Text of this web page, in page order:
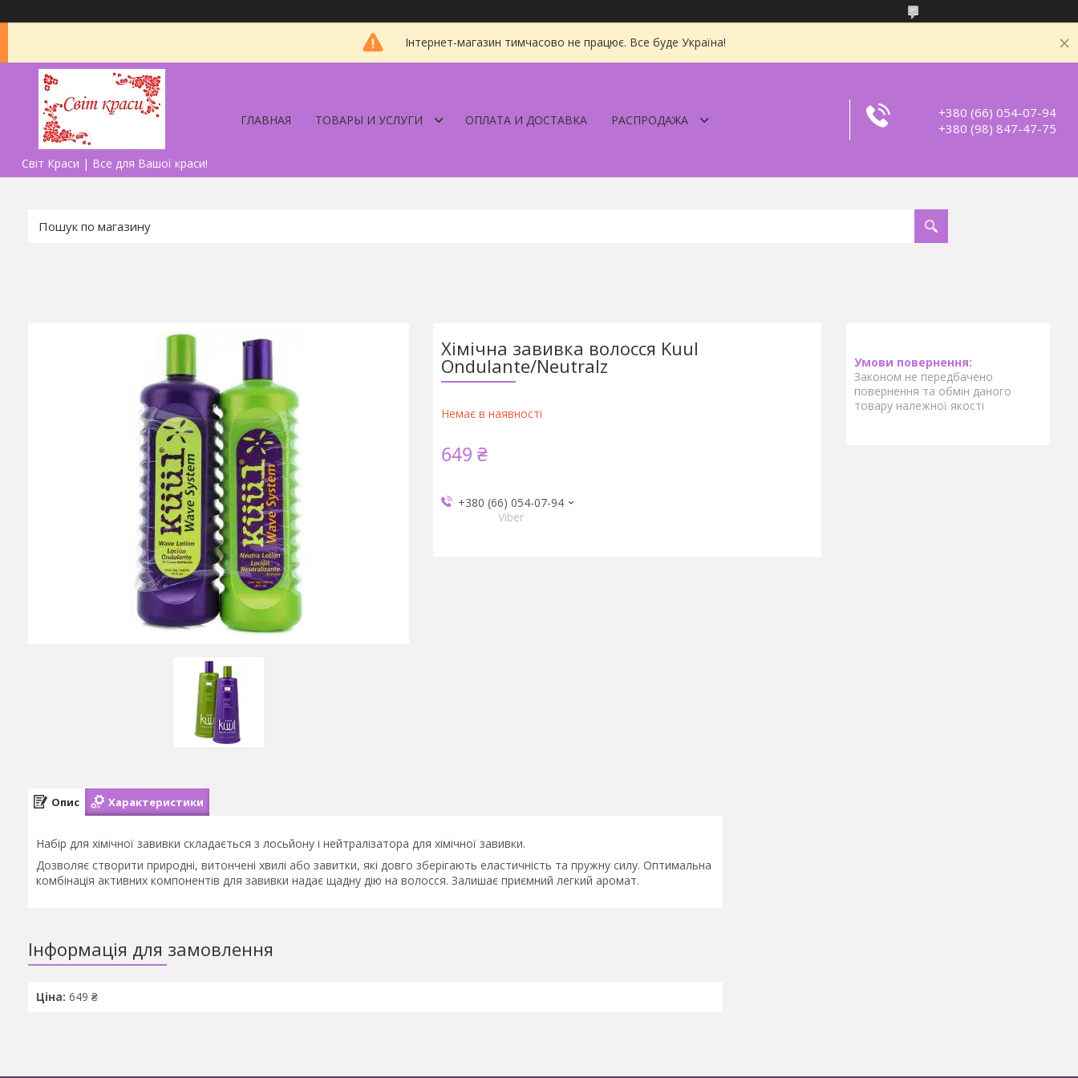
Інтернет-магазин тимчасово не працює. Все буде Україна!
Світ Краси | Все для Вашої краси!
ГЛАВНАЯ ТОВАРЫ И УСЛУГИ ОПЛАТА И ДОСТАВКА РАСПРОДАЖА
+380 (66) 054-07-94
+380 (98) 847-47-75
Хімічна завивка волосся Kuul
Ondulante/Neutralz
Немає в наявності
649 ₴
+380 (66) 054-07-94
Viber
Законом не передбачено
повернення та обмін даного
товару належної якості
Опис Характеристики
Набір для хімічної завивки складається з лосьйону і нейтралізатора для хімічної завивки.
Дозволяє створити природні, витончені хвилі або завитки, які довго зберігають еластичність та пружну силу. Оптимальна
комбінація активних компонентів для завивки надає щадну дію на волосся. Залишає приємний легкий аромат.
Інформація для замовлення
Ціна: 649 ₴